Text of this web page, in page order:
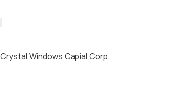
Crystal Windows Capial Corp